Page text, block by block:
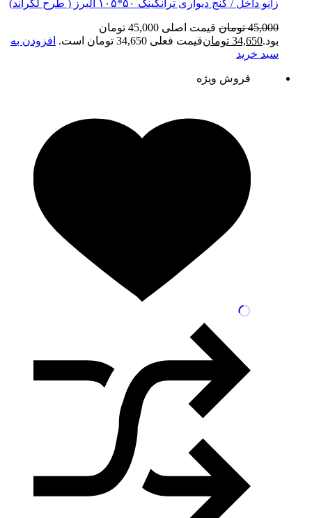
زانو داخل / کنج دیواری ترانکینگ ۵۰*۱۰۵ البرز ( طرح لگراند)
45,000 تومان
قیمت اصلی 45,000 تومان
بود.34,650 تومانقیمت فعلی 34,650 تومان است.
افزودن به
سبد خرید
فروش ویژه